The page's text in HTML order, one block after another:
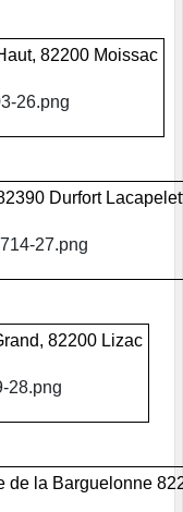
82200 Moissac
Durfort
82200 Lizac
de la Barguelonne